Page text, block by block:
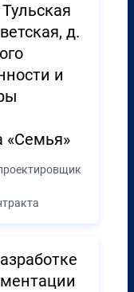
д.
и
«Семья»